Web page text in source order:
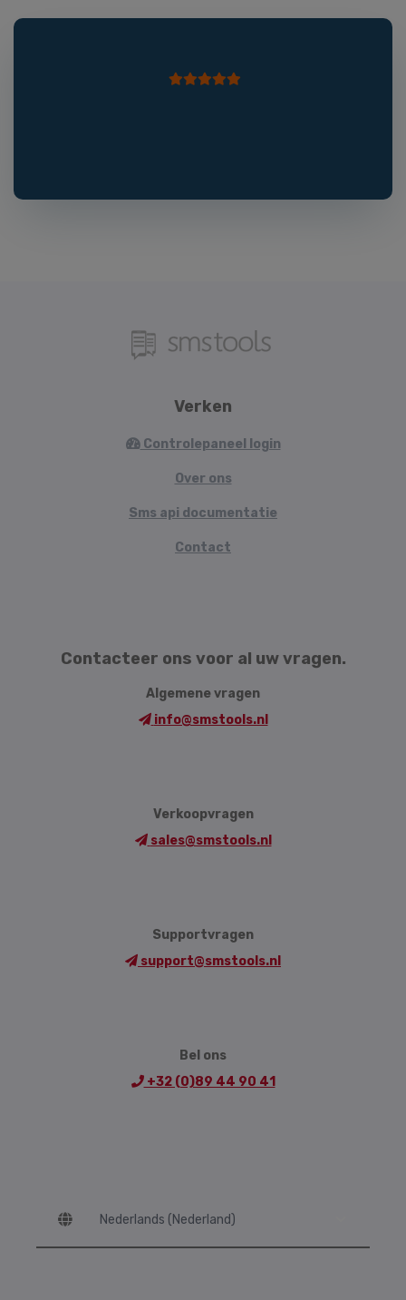
Verken
Controlepaneel login
Over ons
Sms api documentatie
Contact
Contacteer ons voor al uw vragen.
Algemene vragen
info@smstools.nl
Verkoopvragen
sales@smstools.nl
Supportvragen
support@smstools.nl
Bel ons
+32 (0)89 44 90 41